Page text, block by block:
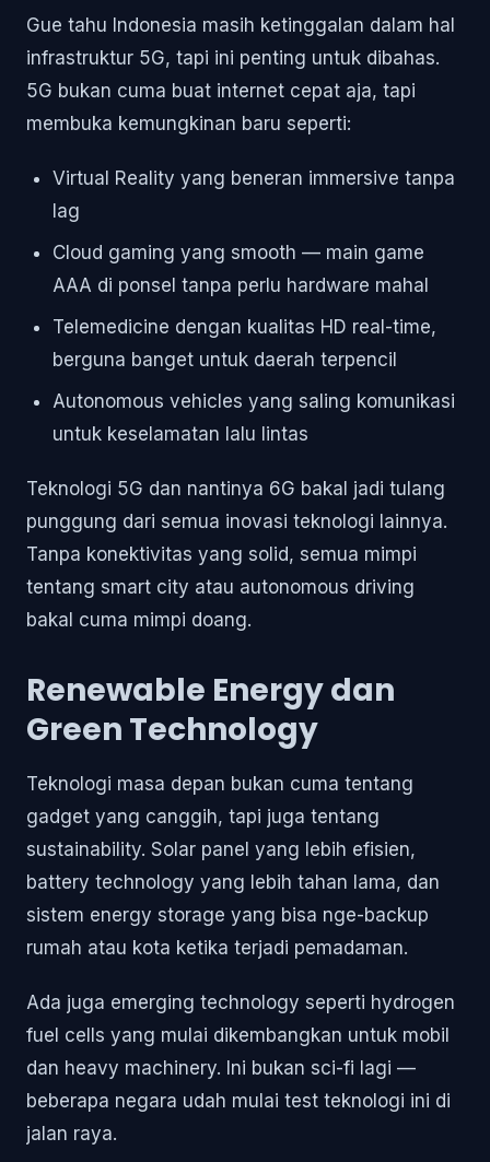
Gue tahu Indonesia masih ketinggalan dalam hal
infrastruktur 5G, tapi ini penting untuk dibahas.
5G bukan cuma buat internet cepat aja, tapi
membuka kemungkinan baru seperti:
Virtual Reality yang beneran immersive tanpa
lag
Cloud gaming yang smooth — main game
AAA di ponsel tanpa perlu hardware mahal
Telemedicine dengan kualitas HD real-time,
berguna banget untuk daerah terpencil
Autonomous vehicles yang saling komunikasi
untuk keselamatan lalu lintas
Teknologi 5G dan nantinya 6G bakal jadi tulang
punggung dari semua inovasi teknologi lainnya.
Tanpa konektivitas yang solid, semua mimpi
tentang smart city atau autonomous driving
bakal cuma mimpi doang.
Renewable Energy dan
Green Technology
Teknologi masa depan bukan cuma tentang
gadget yang canggih, tapi juga tentang
sustainability. Solar panel yang lebih efisien,
battery technology yang lebih tahan lama, dan
sistem energy storage yang bisa nge-backup
rumah atau kota ketika terjadi pemadaman.
Ada juga emerging technology seperti hydrogen
fuel cells yang mulai dikembangkan untuk mobil
dan heavy machinery. Ini bukan sci-fi lagi —
beberapa negara udah mulai test teknologi ini di
jalan raya.